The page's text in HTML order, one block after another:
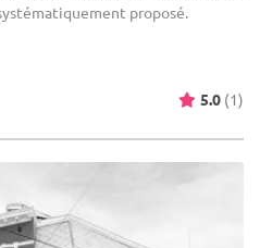
proposé.
5.0 (1)